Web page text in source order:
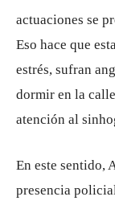
actuaciones se
Eso hace que
estrés, sufran
dormir en la
atención al
En este sentido,
presencia